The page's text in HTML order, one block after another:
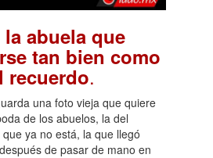
abuela que
tan bien como
recuerdo.
una foto vieja que quiere
de los abuelos, la del
ya no está, la que llegó
de pasar de mano en